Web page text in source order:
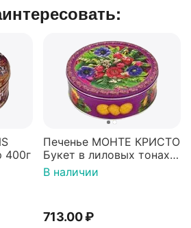
ассорти Baker Shop 400г
Печенье МОНТЕ КРИСТО
Букет в лиловых тонах
400г
В наличии
713.00₽